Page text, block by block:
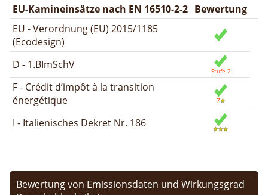
EU-Kamineinsätze nach EN 16510-2-2 Bewertung
EU - Verordnung (EU) 2015/1185
(Ecodesign)
D - 1.BImSchV
F - Crédit d’impôt à la transition
énergétique
I - Italienisches Dekret Nr. 186
Bewertung von Emissionsdaten und Wirkungsgrad